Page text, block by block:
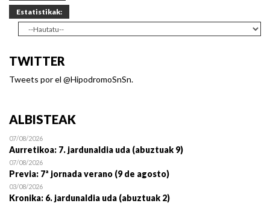
Estatistikak:
TWITTER
Tweets por el @HipodromoSnSn.
ALBISTEAK
07/08/2026
Aurretikoa: 7. jardunaldia uda (abuztuak 9)
07/08/2026
Previa: 7ª jornada verano (9 de agosto)
03/08/2026
Kronika: 6. jardunaldia uda (abuztuak 2)